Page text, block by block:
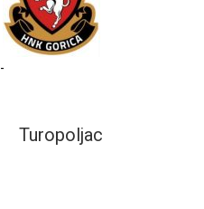
-
Turopoljac